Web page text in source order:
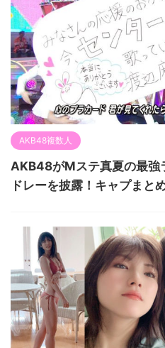
AKB48複数人
AKB48がMステ真夏の最強
ドレーを披露！キャプまと